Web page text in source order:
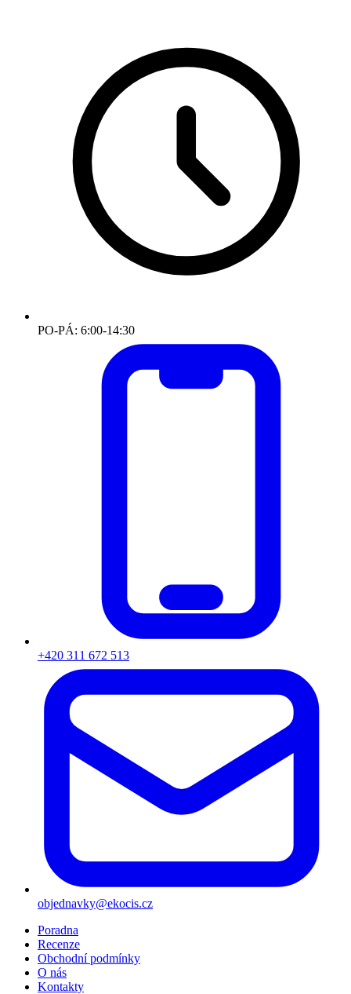
PO-PÁ: 6:00-14:30
+420 311 672 513
objednavky@ekocis.cz
Poradna
Recenze
Obchodní podmínky
O nás
Kontakty